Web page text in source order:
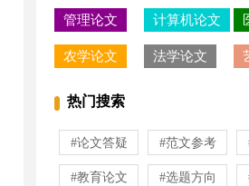
管理论文 计算机论文
农学论文 法学论文
热门搜索
#论文答疑 #范文参考
#教育论文 #选题方向